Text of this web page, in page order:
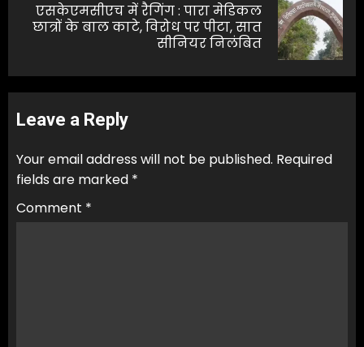
Next
एसकेएमसीएच में रैगिंग : पारा मेडिकल
छात्रों के बाल काटे, विरोध पर पीटा, सात
सीनियर निलंबित
Leave a Reply
Your email address will not be published. Required
fields are marked *
Comment *